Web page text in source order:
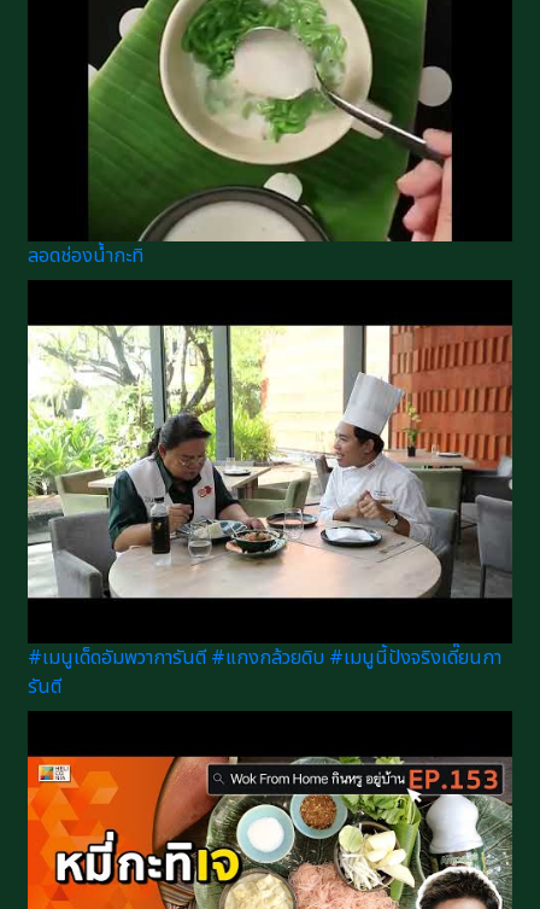
ลอดช่องน้ำกะทิ
#เมนูเด็ดอัมพวาการันตี #แกงกล้วยดิบ #เมนูนี้ปังจริงเดี๊ยนกา
รันตี